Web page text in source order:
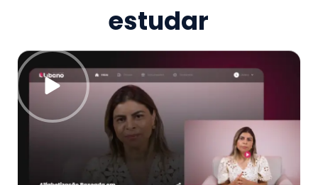
estudar